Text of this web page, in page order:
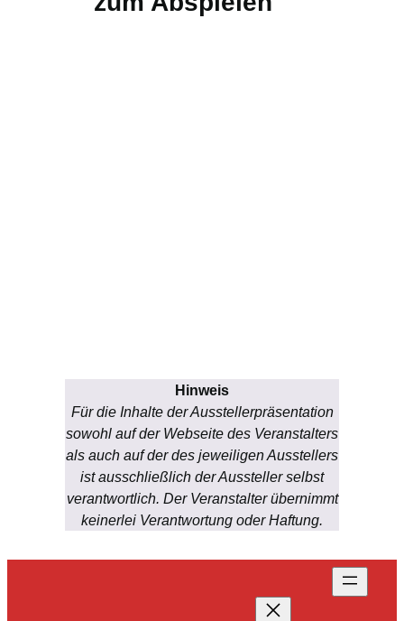
Hinweis
Für die Inhalte der Ausstellerpräsentation
sowohl auf der Webseite des Veranstalters
als auch auf der des jeweiligen Ausstellers
ist ausschließlich der Aussteller selbst
verantwortlich. Der Veranstalter übernimmt
keinerlei Verantwortung oder Haftung.